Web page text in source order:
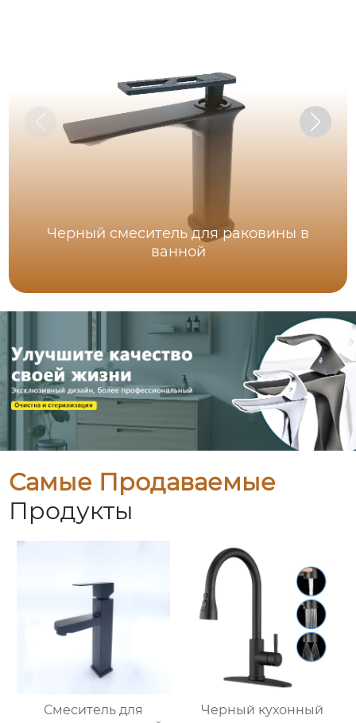
Черный смеситель для раковины в
ванной
Самые Продаваемые
Продукты
Смеситель для
Черный кухонный